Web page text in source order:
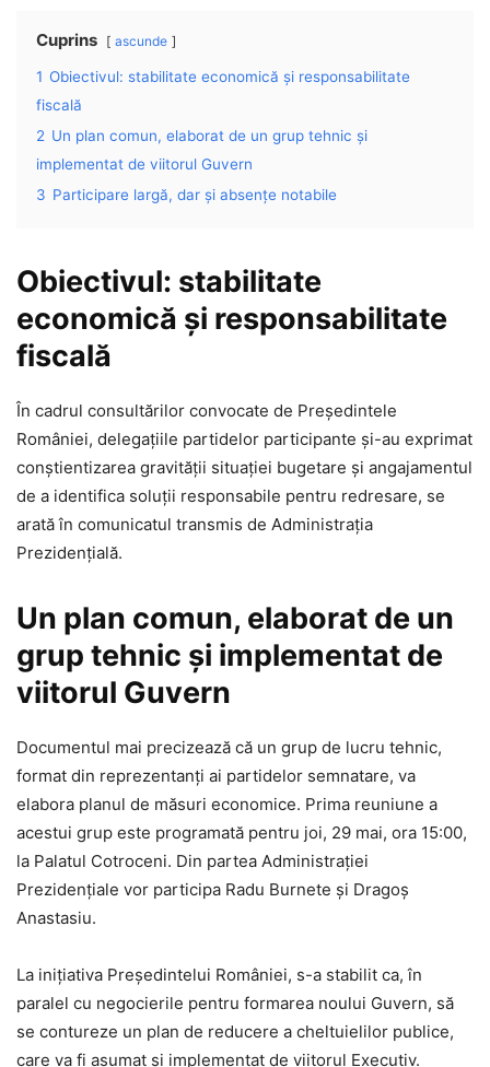
Cuprins ascunde
1 Obiectivul: stabilitate economică și responsabilitate
fiscală
2 Un plan comun, elaborat de un grup tehnic și
implementat de viitorul Guvern
3 Participare largă, dar și absențe notabile
Obiectivul: stabilitate
economică și responsabilitate
fiscală
În cadrul consultărilor convocate de Președintele
României, delegațiile partidelor participante și-au exprimat
conștientizarea gravității situației bugetare și angajamentul
de a identifica soluții responsabile pentru redresare, se
arată în comunicatul transmis de Administrația
Prezidențială.
Un plan comun, elaborat de un
grup tehnic și implementat de
viitorul Guvern
Documentul mai precizează că un grup de lucru tehnic,
format din reprezentanți ai partidelor semnatare, va
elabora planul de măsuri economice. Prima reuniune a
acestui grup este programată pentru joi, 29 mai, ora 15:00,
la Palatul Cotroceni. Din partea Administrației
Prezidențiale vor participa Radu Burnete și Dragoș
Anastasiu.
La inițiativa Președintelui României, s-a stabilit ca, în
paralel cu negocierile pentru formarea noului Guvern, să
se contureze un plan de reducere a cheltuielilor publice,
care va fi asumat și implementat de viitorul Executiv.